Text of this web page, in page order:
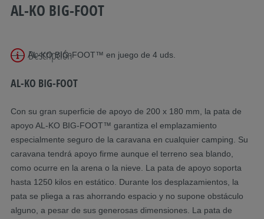
AL-KO BIG-FOOT
AL-KO BIG-FOOT™ en juego de 4 uds.
Descripción
AL-KO BIG-FOOT
Con su gran superficie de apoyo de 200 x 180 mm, la pata de
apoyo AL-KO BIG-FOOT™ garantiza el emplazamiento
especialmente seguro de la caravana en cualquier camping. Su
caravana tendrá apoyo firme aunque el terreno sea blando,
como ocurre en la arena o la nieve. La pata de apoyo soporta
hasta 1250 kilos en estático. Durante los desplazamientos, la
pata se pliega a ras ahorrando espacio y no supone obstáculo
alguno, a pesar de sus generosas dimensiones. La pata de